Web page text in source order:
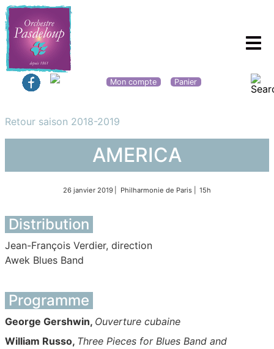
Mon compte Panier
Retour saison 2018-2019
AMERICA
26 janvier 2019 Philharmonie de Paris 15h
Distribution
Jean-François Verdier, direction
Awek Blues Band
Programme
George Gershwin, Ouverture cubaine
William Russo, Three Pieces for Blues Band and